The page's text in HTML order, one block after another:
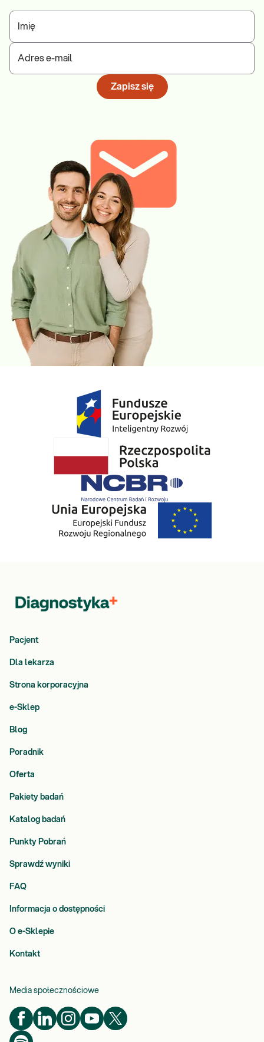
Imię
Adres e-mail
Zapisz się
Pacjent
Dla lekarza
Strona korporacyjna
e-Sklep
Blog
Poradnik
Oferta
Pakiety badań
Katalog badań
Punkty Pobrań
Sprawdź wyniki
FAQ
Informacja o dostępności
O e-Sklepie
Kontakt
Media społecznościowe